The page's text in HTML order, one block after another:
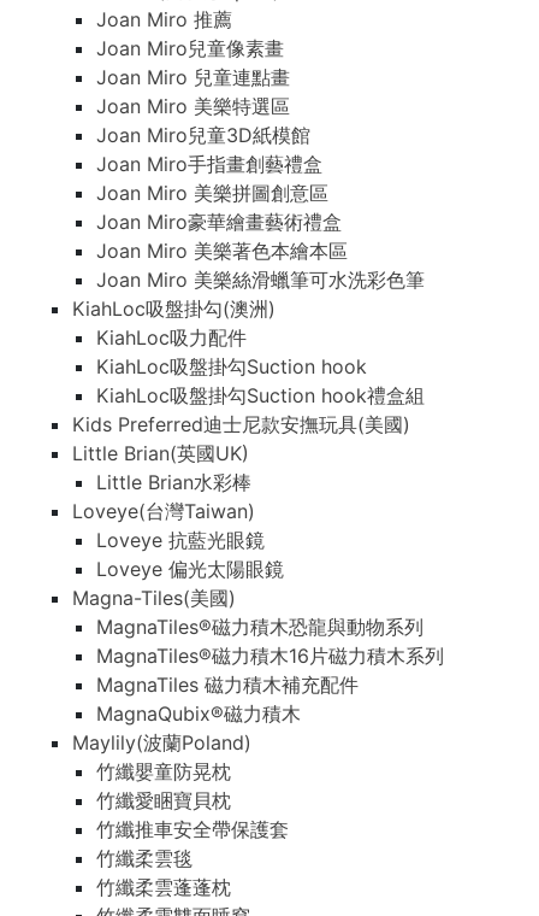
Joan Miro 推薦
Joan Miro兒童像素畫
Joan Miro 兒童連點畫
Joan Miro 美樂特選區
Joan Miro兒童3D紙模館
Joan Miro手指畫創藝禮盒
Joan Miro 美樂拼圖創意區
Joan Miro豪華繪畫藝術禮盒
Joan Miro 美樂著色本繪本區
Joan Miro 美樂絲滑蠟筆可水洗彩色筆
KiahLoc吸盤掛勾(澳洲)
KiahLoc吸力配件
KiahLoc吸盤掛勾Suction hook
KiahLoc吸盤掛勾Suction hook禮盒組
Kids Preferred迪士尼款安撫玩具(美國)
Little Brian(英國UK)
Little Brian水彩棒
Loveye(台灣Taiwan)
Loveye 抗藍光眼鏡
Loveye 偏光太陽眼鏡
Magna-Tiles(美國)
MagnaTiles®磁力積木恐龍與動物系列
MagnaTiles®磁力積木16片磁力積木系列
MagnaTiles 磁力積木補充配件
MagnaQubix®磁力積木
Maylily(波蘭Poland)
竹纖嬰童防晃枕
竹纖愛睏寶貝枕
竹纖推車安全帶保護套
竹纖柔雲毯
竹纖柔雲蓬蓬枕